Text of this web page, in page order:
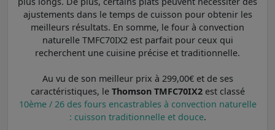
ajustements dans le temps de cuisson pour obtenir les
meilleurs résultats. En somme, le four à convection
naturelle TMFC70IX2 est parfait pour ceux qui
recherchent une cuisine précise et traditionnelle.
Au vu de son meilleur prix à 299,00€ et de ses
caractéristiques, le Thomson TMFC70IX2est classé
10ème / 26 des fours encastrables à convection naturelle
: cuisson traditionnelle et douce.